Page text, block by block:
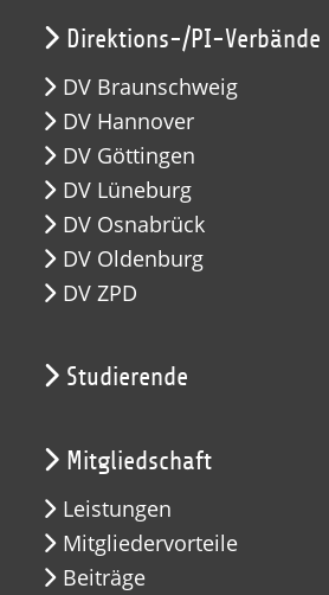
Direktions-/PI-Verbände
DV Braunschweig
DV Hannover
DV Göttingen
DV Lüneburg
DV Osnabrück
DV Oldenburg
DV ZPD
Studierende
Mitgliedschaft
Leistungen
Mitgliedervorteile
Beiträge